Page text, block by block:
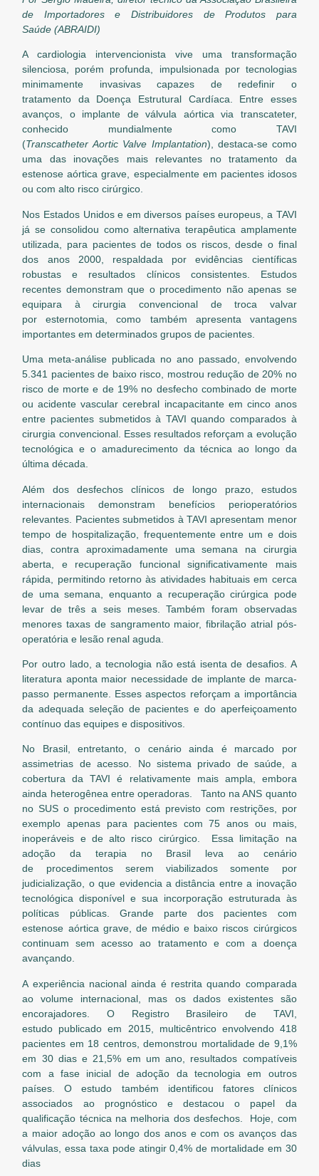
de Importadores e Distribuidores de Produtos para
Saúde (ABRAIDI)
A cardiologia intervencionista vive uma transformação
silenciosa, porém profunda, impulsionada por tecnologias
minimamente invasivas capazes de redefinir o
tratamento da Doença Estrutural Cardíaca. Entre esses
avanços, o implante de válvula aórtica via transcateter,
conhecido mundialmente como TAVI
(Transcatheter Aortic Valve Implantation), destaca-se como
uma das inovações mais relevantes no tratamento da
estenose aórtica grave, especialmente em pacientes idosos
ou com alto risco cirúrgico.
Nos Estados Unidos e em diversos países europeus, a TAVI
já se consolidou como alternativa terapêutica amplamente
utilizada, para pacientes de todos os riscos, desde o final
dos anos 2000, respaldada por evidências científicas
robustas e resultados clínicos consistentes. Estudos
recentes demonstram que o procedimento não apenas se
equipara à cirurgia convencional de troca valvar
por esternotomia, como também apresenta vantagens
importantes em determinados grupos de pacientes.
Uma meta-análise publicada no ano passado, envolvendo
5.341 pacientes de baixo risco, mostrou redução de 20% no
risco de morte e de 19% no desfecho combinado de morte
ou acidente vascular cerebral incapacitante em cinco anos
entre pacientes submetidos à TAVI quando comparados à
cirurgia convencional. Esses resultados reforçam a evolução
tecnológica e o amadurecimento da técnica ao longo da
última década.
Além dos desfechos clínicos de longo prazo, estudos
internacionais demonstram benefícios perioperatórios
relevantes. Pacientes submetidos à TAVI apresentam menor
tempo de hospitalização, frequentemente entre um e dois
dias, contra aproximadamente uma semana na cirurgia
aberta, e recuperação funcional significativamente mais
rápida, permitindo retorno às atividades habituais em cerca
de uma semana, enquanto a recuperação cirúrgica pode
levar de três a seis meses. Também foram observadas
menores taxas de sangramento maior, fibrilação atrial pós-
operatória e lesão renal aguda.
Por outro lado, a tecnologia não está isenta de desafios. A
literatura aponta maior necessidade de implante de marca-
passo permanente. Esses aspectos reforçam a importância
da adequada seleção de pacientes e do aperfeiçoamento
contínuo das equipes e dispositivos.
No Brasil, entretanto, o cenário ainda é marcado por
assimetrias de acesso. No sistema privado de saúde, a
cobertura da TAVI é relativamente mais ampla, embora
ainda heterogênea entre operadoras. Tanto na ANS quanto
no SUS o procedimento está previsto com restrições, por
exemplo apenas para pacientes com 75 anos ou mais,
inoperáveis e de alto risco cirúrgico. Essa limitação na
adoção da terapia no Brasil leva ao cenário
de procedimentos serem viabilizados somente por
judicialização, o que evidencia a distância entre a inovação
tecnológica disponível e sua incorporação estruturada às
políticas públicas. Grande parte dos pacientes com
estenose aórtica grave, de médio e baixo riscos cirúrgicos
continuam sem acesso ao tratamento e com a doença
avançando.
A experiência nacional ainda é restrita quando comparada
ao volume internacional, mas os dados existentes são
encorajadores. O Registro Brasileiro de TAVI,
estudo publicado em 2015, multicêntrico envolvendo 418
pacientes em 18 centros, demonstrou mortalidade de 9,1%
em 30 dias e 21,5% em um ano, resultados compatíveis
com a fase inicial de adoção da tecnologia em outros
países. O estudo também identificou fatores clínicos
associados ao prognóstico e destacou o papel da
qualificação técnica na melhoria dos desfechos. Hoje, com
a maior adoção ao longo dos anos e com os avanços das
válvulas, essa taxa pode atingir 0,4% de mortalidade em 30
dias